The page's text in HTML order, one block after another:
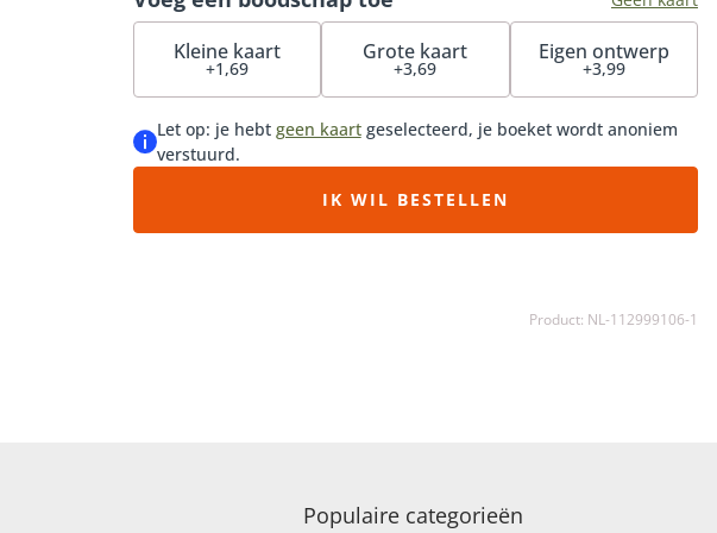
Kleine kaart
+1,69
Grote kaart
+3,69
Eigen ontwerp
+3,99
Let op: je hebt geen kaartgeselecteerd, je boeket wordt anoniem
verstuurd.
IK WIL BESTELLEN
Product: NL-112999106-1
Populaire categorieën